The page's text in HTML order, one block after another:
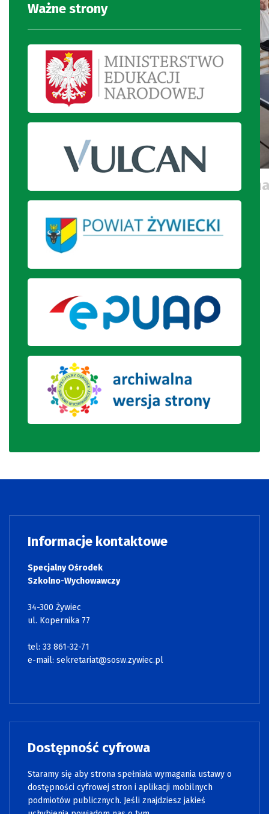
Uczniowie ćwiczą na drabinkach
Ważne strony
Informacje kontaktowe
Specjalny Ośrodek
Szkolno-Wychowawczy
34-300 Żywiec
ul. Kopernika 77
tel: 33 861-32-71
e-mail: sekretariat@sosw.zywiec.pl
Dostępność cyfrowa
Staramy się aby strona spełniała wymagania ustawy o
dostępności cyfrowej stron i aplikacji mobilnych
podmiotów publicznych. Jeśli znajdziesz jakieś